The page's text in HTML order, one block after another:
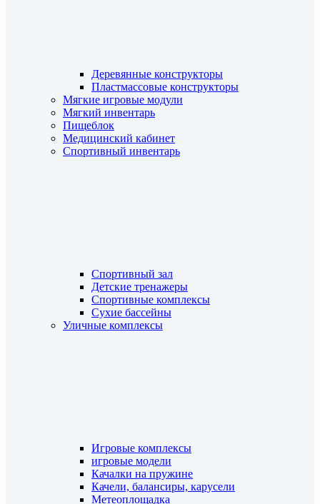
Деревянные конструкторы
Пластмассовые конструкторы
Мягкие игровые модули
Мягкий инвентарь
Пищеблок
Медицинский кабинет
Спортивный инвентарь
Спортивный зал
Детские тренажеры
Спортивные комплексы
Сухие бассейны
Уличные комплексы
Игровые комплексы
игровые модели
Качалки на пружине
Качели, балансиры, карусели
Метеоплощадка